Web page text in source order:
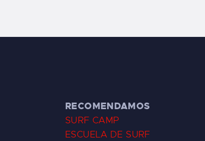
RECOMENDAMOS
SURF CAMP
ESCUELA DE SURF